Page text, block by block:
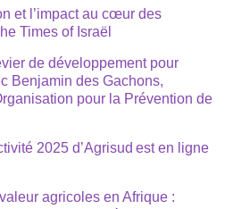
et l’impact au cœur des
Times of Israël
de développement pour
Benjamin des Gachons,
pour la Prévention de
2025 d’Agrisud est en ligne
agricoles en Afrique :